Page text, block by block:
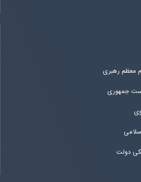
معظم رهبری
جمهوری
دولت